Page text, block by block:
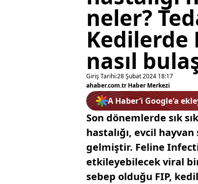
neler?
Kedilerde
nasıl
Giriş Tarihi:28 Şubat 2024 18:17
ahaber.com.tr Haber Merkezi
A Haber’i Google'a
Son dönemlerde sık
hastalığı, evcil
gelmiştir. Feline
etkileyebilecek viral
sebep olduğu FIP,